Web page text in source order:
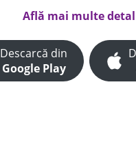
Află mai multe
Descarcă din
Google Play